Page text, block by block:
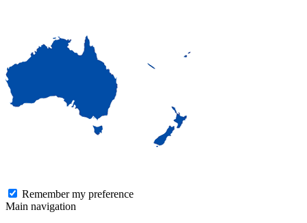
Remember my preference
Main navigation